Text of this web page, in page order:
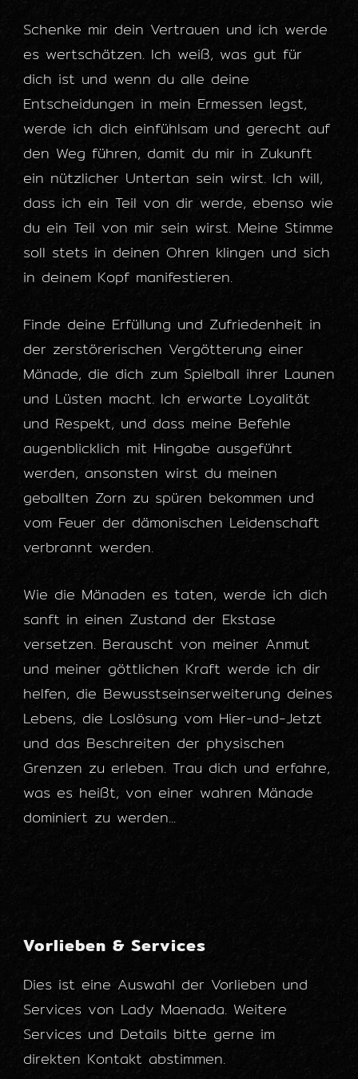
Schenke mir dein Vertrauen und ich werde
es wertschätzen. Ich weiß, was gut für
dich ist und wenn du alle deine
Entscheidungen in mein Ermessen legst,
werde ich dich einfühlsam und gerecht auf
den Weg führen, damit du mir in Zukunft
ein nützlicher Untertan sein wirst. Ich will,
dass ich ein Teil von dir werde, ebenso wie
du ein Teil von mir sein wirst. Meine Stimme
soll stets in deinen Ohren klingen und sich
in deinem Kopf manifestieren.
Finde deine Erfüllung und Zufriedenheit in
der zerstörerischen Vergötterung einer
Mänade, die dich zum Spielball ihrer Launen
und Lüsten macht. Ich erwarte Loyalität
und Respekt, und dass meine Befehle
augenblicklich mit Hingabe ausgeführt
werden, ansonsten wirst du meinen
geballten Zorn zu spüren bekommen und
vom Feuer der dämonischen Leidenschaft
verbrannt werden.
Wie die Mänaden es taten, werde ich dich
sanft in einen Zustand der Ekstase
versetzen. Berauscht von meiner Anmut
und meiner göttlichen Kraft werde ich dir
helfen, die Bewusstseinserweiterung deines
Lebens, die Loslösung vom Hier-und-Jetzt
und das Beschreiten der physischen
Grenzen zu erleben. Trau dich und erfahre,
was es heißt, von einer wahren Mänade
dominiert zu werden...
Vorlieben & Services
Dies ist eine Auswahl der Vorlieben und
Services von Lady Maenada. Weitere
Services und Details bitte gerne im
direkten Kontakt abstimmen.